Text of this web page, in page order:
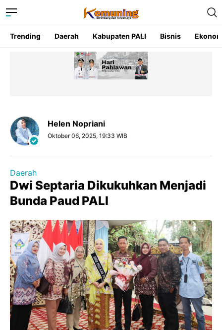
Trending Daerah Kabupaten PALI Bisnis
Helen Nopriani
Oktober 06, 2025, 19:33 WIB
Daerah
Dwi Septaria Dikukuhkan Menjadi
Bunda Paud PALI